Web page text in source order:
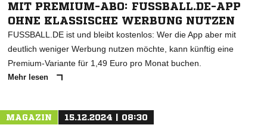
MIT PREMIUM-ABO: FUSSBALL.DE-APP
OHNE KLASSISCHE WERBUNG NUTZEN
FUSSBALL.DE ist und bleibt kostenlos: Wer die App aber mit
deutlich weniger Werbung nutzen möchte, kann künftig eine
Premium-Variante für 1,49 Euro pro Monat buchen.
Mehr lesen
MAGAZIN 15.12.2024 | 08:30